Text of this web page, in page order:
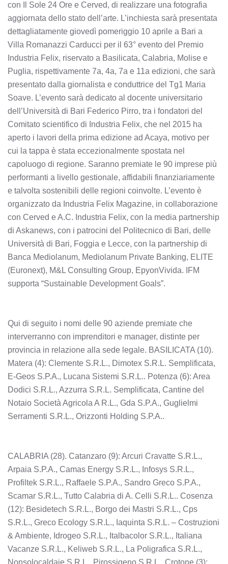
con Il Sole 24 Ore e Cerved, di realizzare una fotografia
aggiornata dello stato dell’arte. L’inchiesta sarà presentata
dettagliatamente giovedì pomeriggio 10 aprile a Bari a
Villa Romanazzi Carducci per il 63° evento del Premio
Industria Felix, riservato a Basilicata, Calabria, Molise e
Puglia, rispettivamente 7a, 4a, 7a e 11a edizioni, che sarà
presentato dalla giornalista e conduttrice del Tg1 Maria
Soave. L’evento sarà dedicato al docente universitario
dell’Università di Bari Federico Pirro, tra i fondatori del
Comitato scientifico di Industria Felix, che nel 2015 ha
aperto i lavori della prima edizione ad Acaya, motivo per
cui la tappa è stata eccezionalmente spostata nel
capoluogo di regione. Saranno premiate le 90 imprese più
performanti a livello gestionale, affidabili finanziariamente
e talvolta sostenibili delle regioni coinvolte. L’evento è
organizzato da Industria Felix Magazine, in collaborazione
con Cerved e A.C. Industria Felix, con la media partnership
di Askanews, con i patrocini del Politecnico di Bari, delle
Università di Bari, Foggia e Lecce, con la partnership di
Banca Mediolanum, Mediolanum Private Banking, ELITE
(Euronext), M&L Consulting Group, EpyonVivida. IFM
supporta “Sustainable Development Goals”.
Qui di seguito i nomi delle 90 aziende premiate che
interverranno con imprenditori e manager, distinte per
provincia in relazione alla sede legale. BASILICATA (10).
Matera (4): Clemente S.R.L., Dimotex S.R.L. Semplificata,
E-Geos S.P.A., Lucana Sistemi S.R.L.. Potenza (6): Area
Dodici S.R.L., Azzurra S.R.L. Semplificata, Cantine del
Notaio Società Agricola A R.L., Gda S.P.A., Guglielmi
Serramenti S.R.L., Orizzonti Holding S.P.A..
CALABRIA (28). Catanzaro (9): Arcuri Cravatte S.R.L.,
Arpaia S.P.A., Camas Energy S.R.L., Infosys S.R.L.,
Profiltek S.R.L., Raffaele S.P.A., Sandro Greco S.P.A.,
Scamar S.R.L., Tutto Calabria di A. Celli S.R.L.. Cosenza
(12): Besidetech S.R.L., Borgo dei Mastri S.R.L., Cps
S.R.L., Greco Ecology S.R.L., Iaquinta S.R.L. – Costruzioni
& Ambiente, Idrogeo S.R.L., Italbacolor S.R.L., Italiana
Vacanze S.R.L., Keliweb S.R.L., La Poligrafica S.R.L.,
Nonsolocaldaie S.R.L., Pirossigeno S.R.L.. Crotone (3):